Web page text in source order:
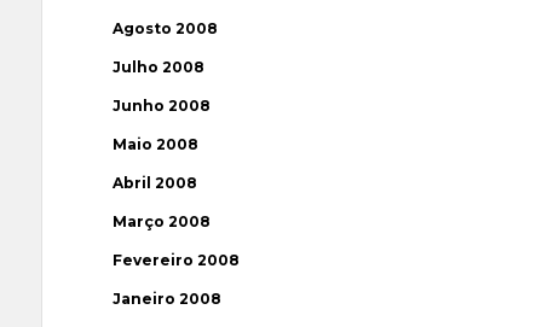
Agosto 2008
Julho 2008
Junho 2008
Maio 2008
Abril 2008
Março 2008
Fevereiro 2008
Janeiro 2008